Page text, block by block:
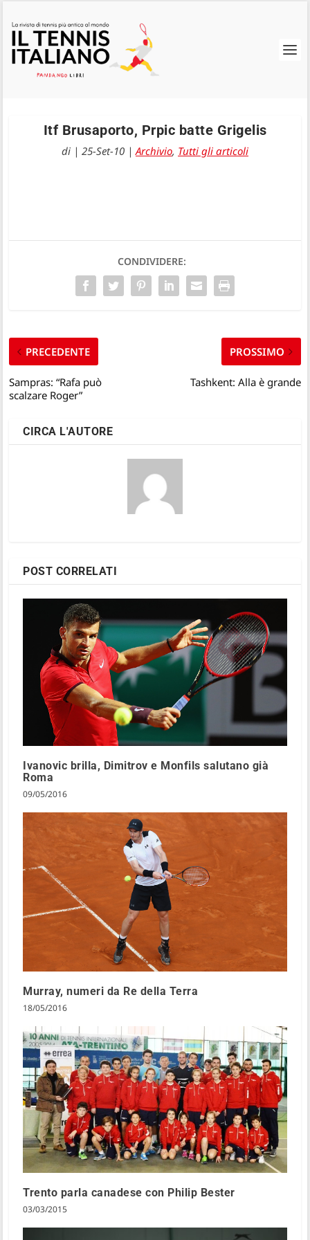
Itf Brusaporto, Prpic batte Grigelis
di | 25-Set-10 |Archivio, Tutti gli articoli
CONDIVIDERE:
PRECEDENTE
Sampras: “Rafa può
scalzare Roger”
PROSSIMO
Tashkent: Alla è grande
CIRCA L'AUTORE
POST CORRELATI
Ivanovic brilla, Dimitrov e Monfils salutano già
Roma
09/05/2016
Murray, numeri da Re della Terra
18/05/2016
Trento parla canadese con Philip Bester
03/03/2015